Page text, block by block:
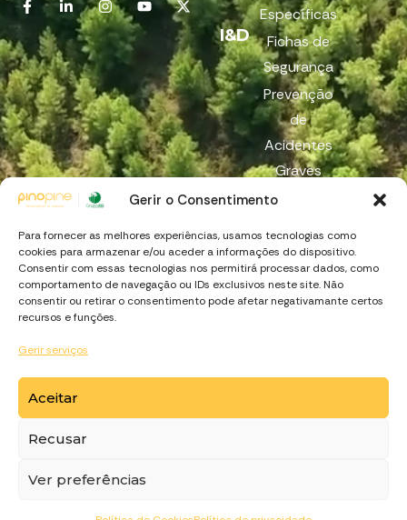
Gerir o Consentimento
Para fornecer as melhores experiências, usamos tecnologias como
cookies para armazenar e/ou aceder a informações do dispositivo.
Consentir com essas tecnologias nos permitirá processar dados, como
comportamento de navegação ou IDs exclusivos neste site. Não
consentir ou retirar o consentimento pode afetar negativamante certos
recursos e funções.
Gerir serviços
Aceitar
Recusar
Ver preferências
I&D
Específicas
Fichas de
Segurança
Prevenção
de
Acidentes
Graves
Denúncia
https://recuperarportugal.gov.pt